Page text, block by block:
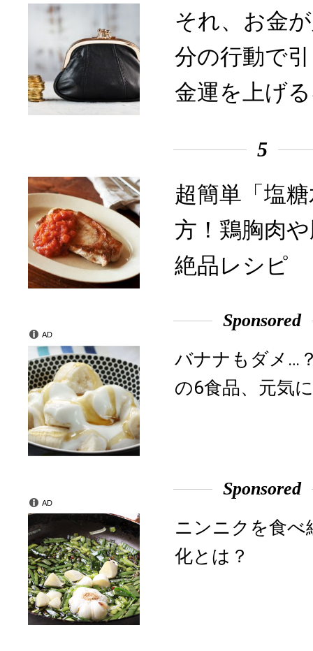
それ、お金
分の行動で
金運を上げ
5
超簡単「塩
方！鶏胸肉
絶品レシピ
Sponsored
バナナもダメ…
の6食品、元気
AD
Sponsored
ニンニクを食べ
化とは？
AD